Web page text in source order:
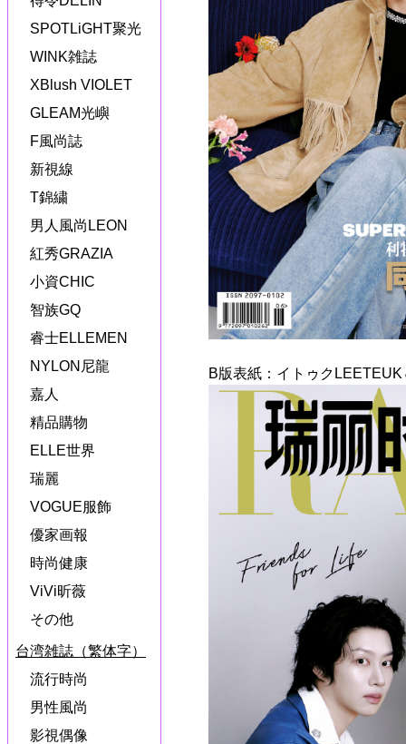
SPOTLiGHT聚光
WINK雑誌
XBlush VIOLET
GLEAM光嶼
F風尚誌
新視線
T錦繍
男人風尚LEON
紅秀GRAZIA
小資CHIC
智族GQ
睿士ELLEMEN
NYLON尼龍
嘉人
精品購物
ELLE世界
瑞麗
VOGUE服飾
優家画報
時尚健康
ViVi昕薇
その他
台湾雑誌（繁体字）
流行時尚
男性風尚
影視偶像
B版表紙：イトゥク